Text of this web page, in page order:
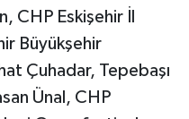
CHP Eskişehir İl
Büyükşehir
Çuhadar, Tepebaşı
Ünal, CHP